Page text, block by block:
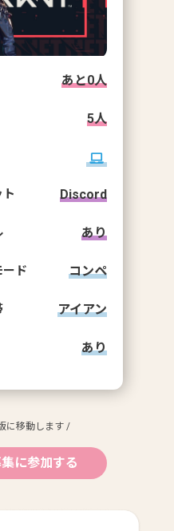
あと0人
5人
Discord
あり
ド コンペ
アイアン
あり
に移動します /
に参加する